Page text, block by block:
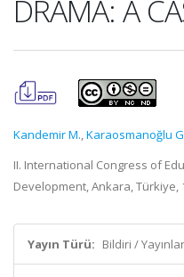
DRAMA: A
Kandemir M.,Karaosmanoğlu
II. International Congress of
Development, Ankara, Türkiye,
Yayın Türü: Bildiri /